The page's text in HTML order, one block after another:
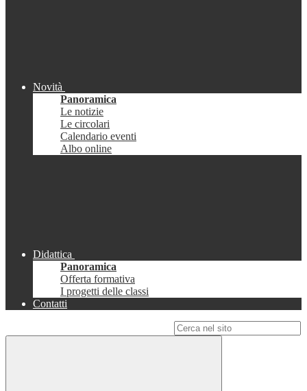
Novità
Panoramica
Le notizie
Le circolari
Calendario eventi
Albo online
Didattica
Panoramica
Offerta formativa
I progetti delle classi
Contatti